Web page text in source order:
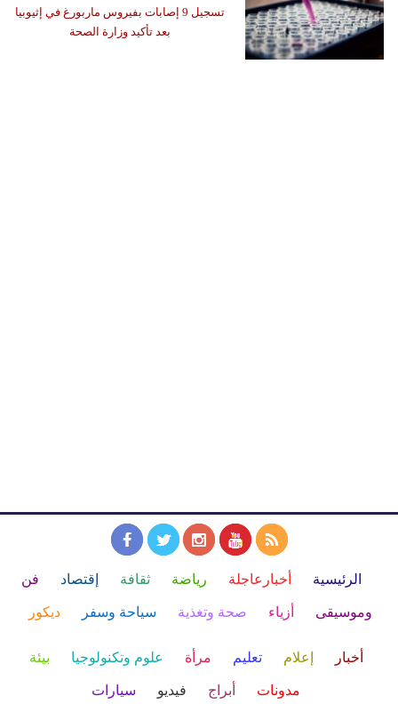
تسجيل 9 إصابات بفيروس ماربورغ في إثيوبيا
بعد تأكيد وزارة الصحة
الرئيسية أخبارعاجلة رياضة ثقافة إقتصاد فن
وموسيقى أزياء صحة وتغذية سياحة وسفر ديكور
أخبار إعلام تعليم مرأة علوم وتكنولوجيا بيئة
مدونات أبراج فيديو سيارات